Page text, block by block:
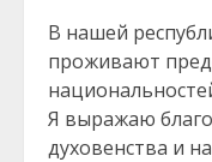
В нашей
проживают
Я выражаю
духовенства и